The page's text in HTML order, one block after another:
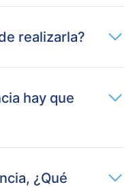
realizarla?
hay que
¿Qué